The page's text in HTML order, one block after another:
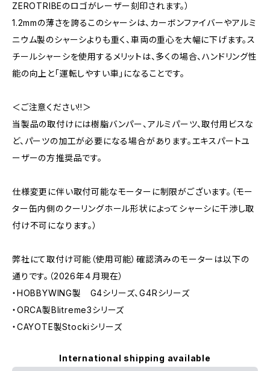
ZEROTRIBEのロゴがレーザー刻印されます。）
1.2mmの薄さを誇るこのシャーシは、カーボンファイバーやアルミ
ニウム製のシャーシよりも重く、車両の重心を大幅に下げます。ス
チールシャーシを使用するメリットは、多くの場合、ハンドリング性
能の向上と「運転しやすい車」になることです。
＜ご注意ください!!＞
当製品の取付けには樹脂バンパー、アルミパーツ、取付用ビスな
ど、パーツの加工が必要になる場合があります。エキスパートユ
ーザーの方推奨品です。
仕様変更に伴い取付可能なモーターに制限がございます。（モー
ター缶内側のクーリングホール形状によってシャーシに干渉し取
付け不可になります。）
弊社にて取付け可能（使用可能）確認済みのモーターは以下の
通りです。（2026年４月現在）
・HOBBYWING製 G4シリーズ、G4Rシリーズ
・ORCA製Blitreme3シリーズ
・CAYOTE製Stockiシリーズ
International shipping available